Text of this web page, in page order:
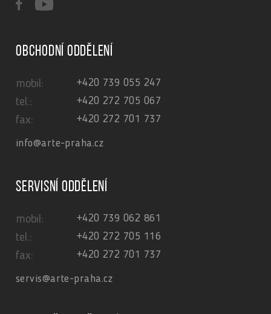
Obchodní oddělení
mobil: +420 739 055 247
tel.: +420 272 705 067
fax: +420 272 701 737
info@arte-praha.cz
Servisní oddělení
mobil: +420 739 062 861
tel.: +420 272 705 116
fax: +420 272 701 737
servis@arte-praha.cz